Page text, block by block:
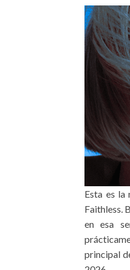
Esta es la
Faithless.
en esa
principal